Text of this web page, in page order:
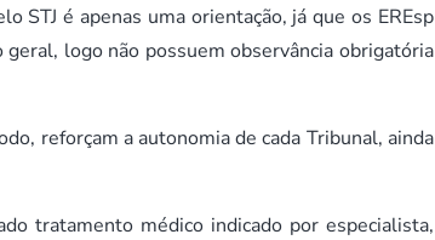
STJ é apenas uma orientação, já que os EREsp
logo não possuem observância obrigatória
reforçam a autonomia de cada Tribunal, ainda
tratamento médico indicado por especialista,